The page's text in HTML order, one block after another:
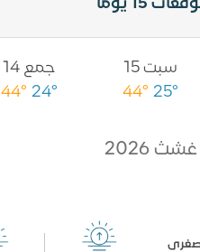
15 يوماً
جمع 14
44° 24°
سبت 15
44° 25°